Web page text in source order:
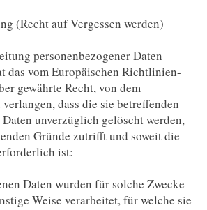
(Recht auf Vergessen werden)
personenbezogener Daten
das vom Europäischen Richtlinien-
gewährte Recht, von dem
dass die sie betreffenden
unverzüglich gelöscht werden,
Gründe zutrifft und soweit die
ist:
Daten wurden für solche Zwecke
Weise verarbeitet, für welche sie